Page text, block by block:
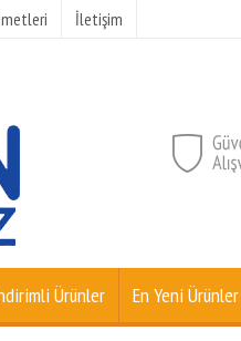
İletişim
Ürünler En Yeni Ürünler